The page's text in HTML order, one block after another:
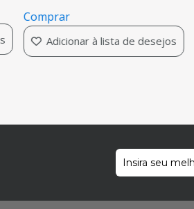
Comprar
Adicionar à lista de desejos